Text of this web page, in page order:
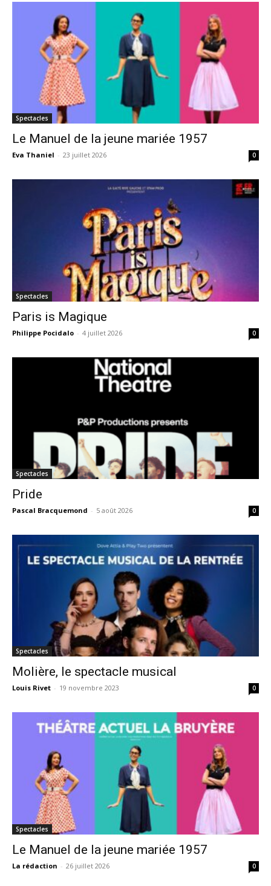
Spectacles
Le Manuel de la jeune mariée 1957
Eva Thaniel - 23 juillet 2026 0
Spectacles
Paris is Magique
Philippe Pocidalo - 4 juillet 2026 0
Spectacles
Pride
Pascal Bracquemond - 5 août 2026 0
Spectacles
Molière, le spectacle musical
Louis Rivet - 19 novembre 2023 0
Spectacles
Le Manuel de la jeune mariée 1957
La rédaction - 26 juillet 2026 0